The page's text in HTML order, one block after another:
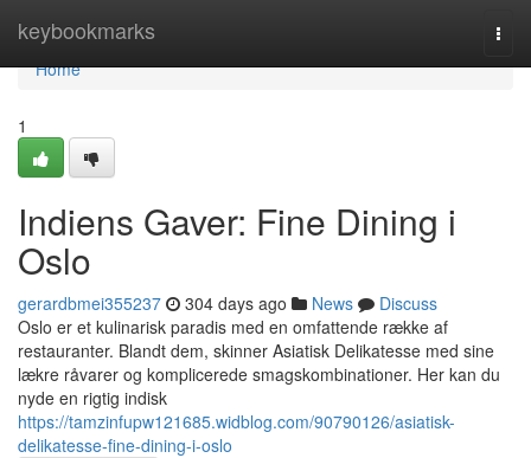
keybookmarks
Home
Home
1
Indiens Gaver: Fine Dining i
Oslo
gerardbmei355237 304 days ago News
Discuss
Oslo er et kulinarisk paradis med en omfattende række af
restauranter. Blandt dem, skinner Asiatisk Delikatesse med sine
lækre råvarer og komplicerede smagskombinationer. Her kan du
nyde en rigtig indisk
https://tamzinfupw121685.widblog.com/90790126/asiatisk-
delikatesse-fine-dining-i-oslo